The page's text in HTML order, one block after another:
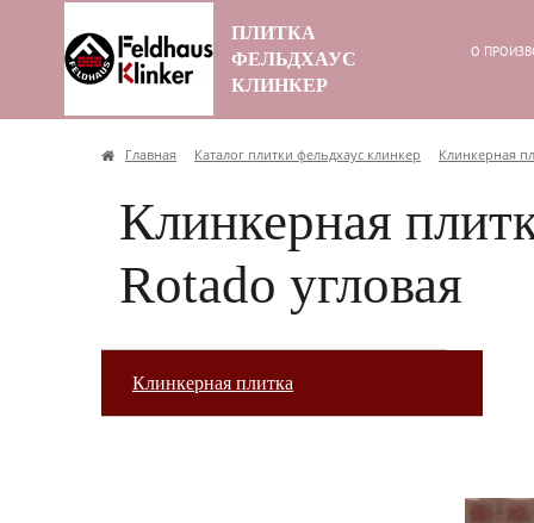
ПЛИТКА
ФЕЛЬДХАУС
КЛИНКЕР
О
Главная Каталог плитки фельдхаус клинкер Клинкерная
Клинкерная
Rotado угловая
Клинкерная плитка